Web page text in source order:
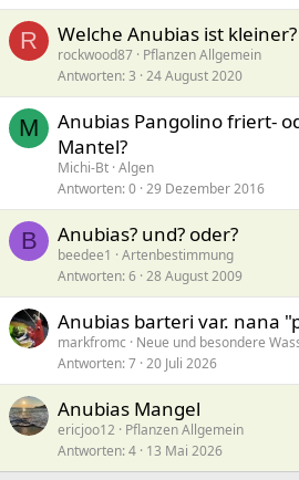
R Welche Anubias ist
rockwood87 Pflanzen Allgemein
Antworten 3 24 August 2020
M
Anubias Pangolino friert-
Mantel?
Michi-Bt Algen
Antworten 0 29 Dezember 2016
B Anubias? und? oder?
beedee1
Artenbestimmung
Antworten 6 28 August 2009
Anubias barteri var. nana
markfromc
Neue und besondere
Antworten 7 20 Juli 2026
Anubias Mangel
ericjoo12
Pflanzen Allgemein
Antworten 4 13 Mai 2026